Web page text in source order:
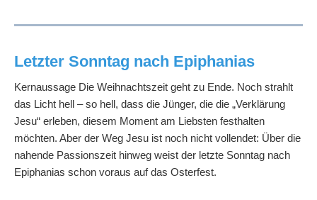
Letzter Sonntag nach Epiphanias
Kernaussage Die Weihnachtszeit geht zu Ende. Noch strahlt
das Licht hell – so hell, dass die Jünger, die die „Verklärung
Jesu“ erleben, diesem Moment am Liebsten festhalten
möchten. Aber der Weg Jesu ist noch nicht vollendet: Über die
nahende Passionszeit hinweg weist der letzte Sonntag nach
Epiphanias schon voraus auf das Osterfest.